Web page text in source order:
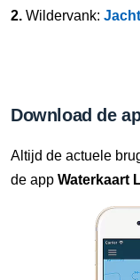
2. Wildervank:
Download de
Altijd de actuele
de app Waterkaart